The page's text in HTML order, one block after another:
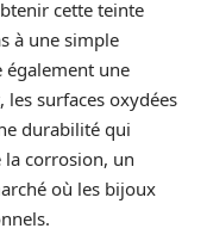
cette teinte
à une simple
une
les surfaces oxydées
durabilité qui
la corrosion, un
où les bijoux